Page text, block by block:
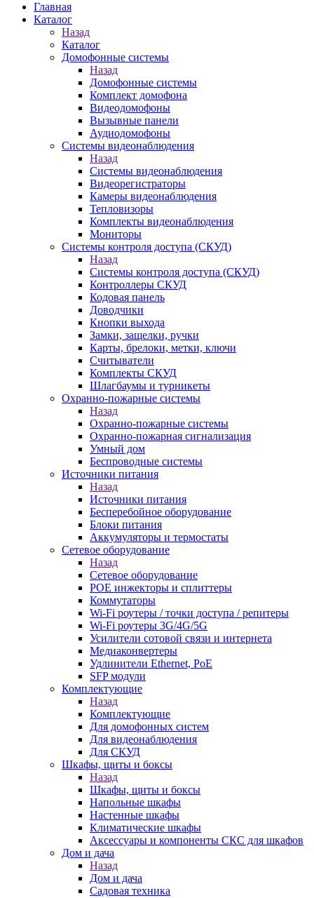
Главная
Каталог
Назад
Каталог
Домофонные системы
Назад
Домофонные системы
Комплект домофона
Видеодомофоны
Вызывные панели
Аудиодомофоны
Системы видеонаблюдения
Назад
Системы видеонаблюдения
Видеорегистраторы
Камеры видеонаблюдения
Тепловизоры
Комплекты видеонаблюдения
Мониторы
Системы контроля доступа (СКУД)
Назад
Системы контроля доступа (СКУД)
Контроллеры СКУД
Кодовая панель
Доводчики
Кнопки выхода
Замки, защелки, ручки
Карты, брелоки, метки, ключи
Считыватели
Комплекты СКУД
Шлагбаумы и турникеты
Охранно-пожарные системы
Назад
Охранно-пожарные системы
Охранно-пожарная сигнализация
Умный дом
Беспроводные системы
Источники питания
Назад
Источники питания
Бесперебойное оборудование
Блоки питания
Аккумуляторы и термостаты
Сетевое оборудование
Назад
Сетевое оборудование
POE инжекторы и сплиттеры
Коммутаторы
Wi-Fi роутеры / точки доступа / репитеры
Wi-Fi роутеры 3G/4G/5G
Усилители сотовой связи и интернета
Медиаконвертеры
Удлинители Ethernet, PoE
SFP модули
Комплектующие
Назад
Комплектующие
Для домофонных систем
Для видеонаблюдения
Для СКУД
Шкафы, щиты и боксы
Назад
Шкафы, щиты и боксы
Напольные шкафы
Настенные шкафы
Климатические шкафы
Аксессуары и компоненты СКС для шкафов
Дом и дача
Назад
Дом и дача
Садовая техника